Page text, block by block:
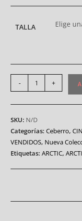
TALLA Elige
- +
SKU: N/D
Categorías:Ceberro,
VENDIDOS, Nueva
Etiquetas:ARCTIC,